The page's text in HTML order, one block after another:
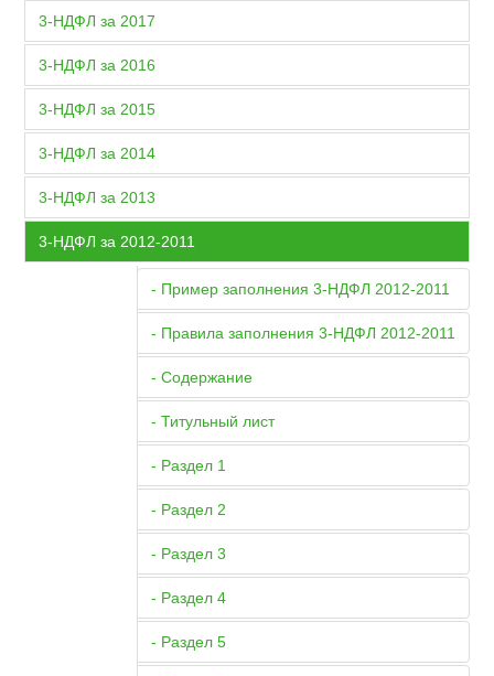
3-НДФЛ за 2017
3-НДФЛ за 2016
3-НДФЛ за 2015
3-НДФЛ за 2014
3-НДФЛ за 2013
3-НДФЛ за 2012-2011
- Пример заполнения 3-НДФЛ 2012-2011
- Правила заполнения 3-НДФЛ 2012-2011
- Содержание
- Титульный лист
- Раздел 1
- Раздел 2
- Раздел 3
- Раздел 4
- Раздел 5